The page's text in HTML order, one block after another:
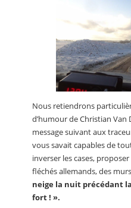
Nous retiendrons
d’humour de Christian
message suivant aux
vous savait capables de
inverser les cases,
fléchés allemands, des
neige la nuit précédant
fort ! ».